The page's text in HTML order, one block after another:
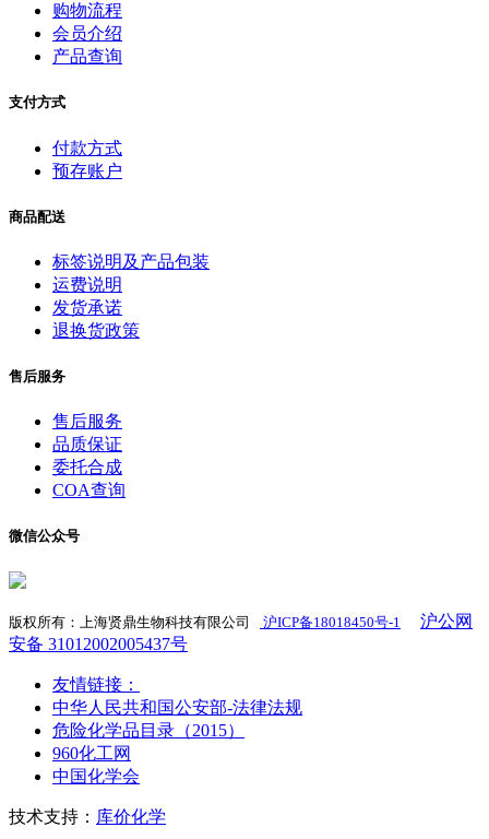
购物流程
会员介绍
产品查询
支付方式
付款方式
预存账户
商品配送
标签说明及产品包装
运费说明
发货承诺
退换货政策
售后服务
售后服务
品质保证
委托合成
COA查询
微信公众号
版权所有：上海贤鼎生物科技有限公司 沪ICP备18018450号-1
沪公网
安备 31012002005437号
友情链接：
中华人民共和国公安部-法律法规
危险化学品目录（2015）
960化工网
中国化学会
技术支持： 库价化学